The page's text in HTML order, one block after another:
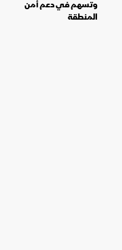
وتسهم في دعم أمن
المنطقة